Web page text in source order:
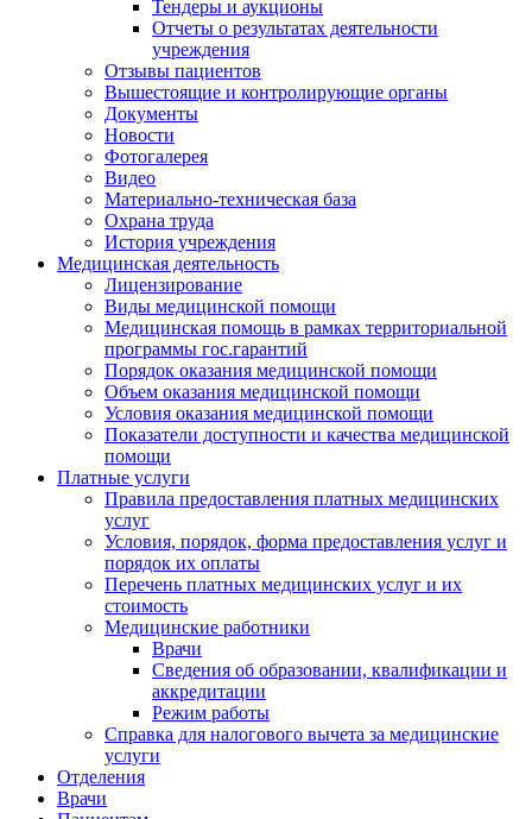
Тендеры и аукционы
Отчеты о результатах деятельности
учреждения
Отзывы пациентов
Вышестоящие и контролирующие органы
Документы
Новости
Фотогалерея
Видео
Материально-техническая база
Охрана труда
История учреждения
Медицинская деятельность
Лицензирование
Виды медицинской помощи
Медицинская помощь в рамках территориальной
программы гос.гарантий
Порядок оказания медицинской помощи
Объем оказания медицинской помощи
Условия оказания медицинской помощи
Показатели доступности и качества медицинской
помощи
Платные услуги
Правила предоставления платных медицинских
услуг
Условия, порядок, форма предоставления услуг и
порядок их оплаты
Перечень платных медицинских услуг и их
стоимость
Медицинские работники
Врачи
Сведения об образовании, квалификации и
аккредитации
Режим работы
Справка для налогового вычета за медицинские
услуги
Отделения
Врачи